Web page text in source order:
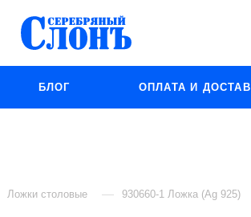
БЛОГ ОПЛАТА И
Ложки столовые — 930660-1 Ложка (Ag 925)